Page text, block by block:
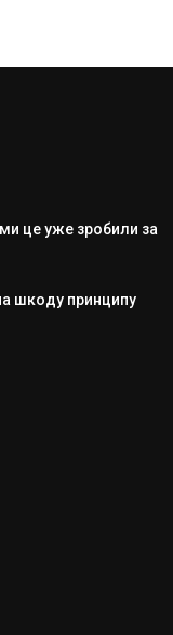
це уже зробили за
шкоду принципу